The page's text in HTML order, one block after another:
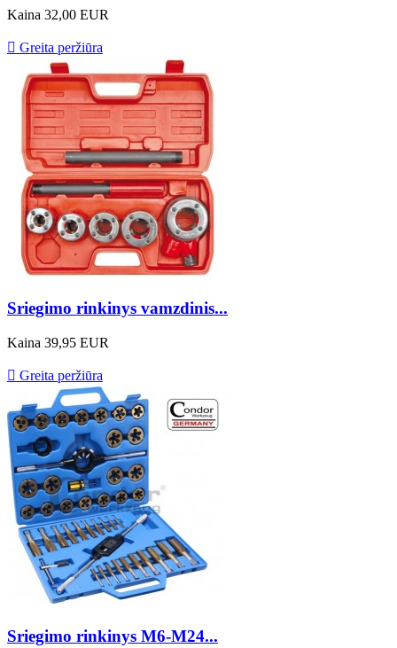
Kaina 32,00 EUR
 Greita peržiūra
Sriegimo rinkinys vamzdinis...
Kaina 39,95 EUR
 Greita peržiūra
Sriegimo rinkinys M6-M24...